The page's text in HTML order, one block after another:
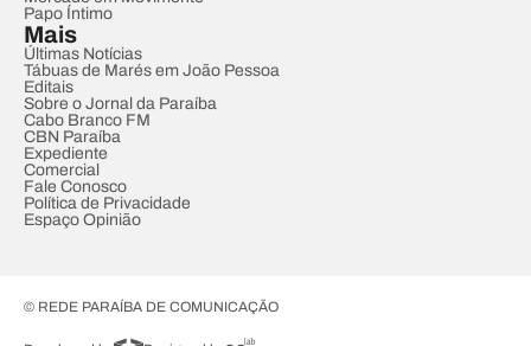
Papo Íntimo
Mais
Últimas Notícias
Tábuas de Marés em João Pessoa
Editais
Sobre o Jornal da Paraíba
Cabo Branco FM
CBN Paraíba
Expediente
Comercial
Fale Conosco
Política de Privacidade
Espaço Opinião
© REDE PARAÍBA DE COMUNICAÇÃO